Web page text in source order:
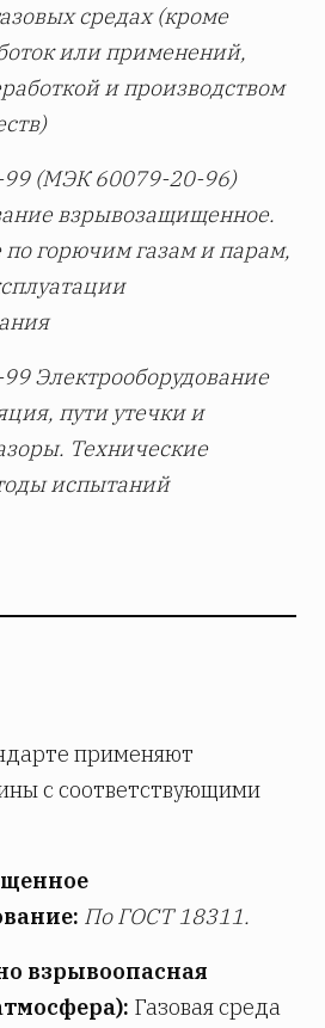
средах (кроме
или применений,
и производством
(МЭК 60079-20-96)
взрывозащищенное.
горючим газам и парам,
Электрооборудование
пути утечки и
Технические
испытаний
применяют
с соответствующими
По ГОСТ 18311.
взрывоопасная
Газовая среда